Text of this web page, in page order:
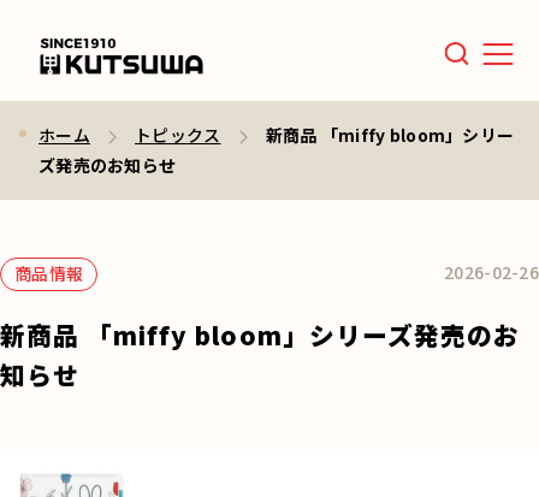
Menu
ホーム トピックス
新商品 「miffy bloom」シリー
ズ発売のお知らせ
商品情報 2026-02-26
新商品 「miffy bloom」シリーズ発売のお
知らせ